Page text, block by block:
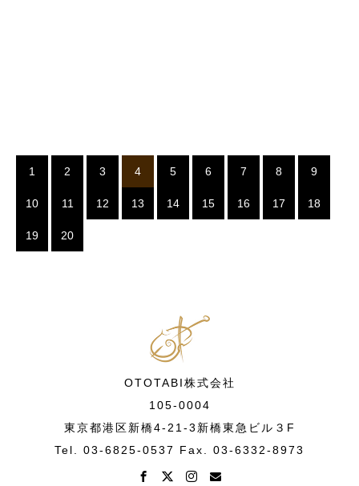
1 2 3 4 5 6 7 8 9
10 11 12 13 14 15 16 17 18
19 20
OTOTABI株式会社
105-0004
東京都港区新橋4-21-3新橋東急ビル３F
Tel. 03-6825-0537 Fax. 03-6332-8973